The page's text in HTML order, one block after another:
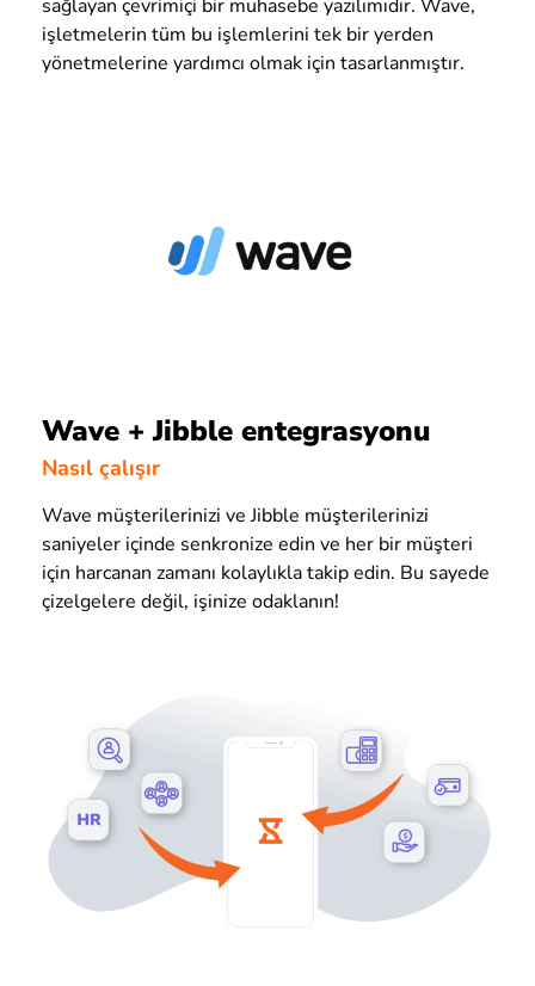
sağlayan çevrimiçi bir muhasebe yazılımıdır. Wave,
işletmelerin tüm bu işlemlerini tek bir yerden
yönetmelerine yardımcı olmak için tasarlanmıştır.
Wave + Jibble entegrasyonu
Nasıl çalışır
Wave müşterilerinizi ve Jibble müşterilerinizi
saniyeler içinde senkronize edin ve her bir müşteri
için harcanan zamanı kolaylıkla takip edin. Bu sayede
çizelgelere değil, işinize odaklanın!